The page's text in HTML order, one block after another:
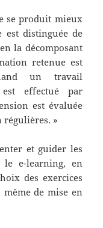
se produit mieux
est distinguée de
la décomposant
retenue est
un travail
est effectué par
est évaluée
régulières. »
et guider les
le e-learning, en
des exercices
de mise en